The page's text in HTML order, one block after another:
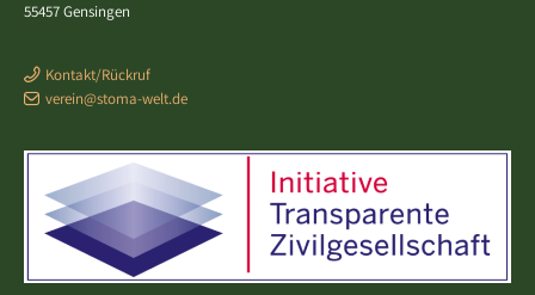
55457 Gensingen
Kontakt/Rückruf
verein@stoma-welt.de